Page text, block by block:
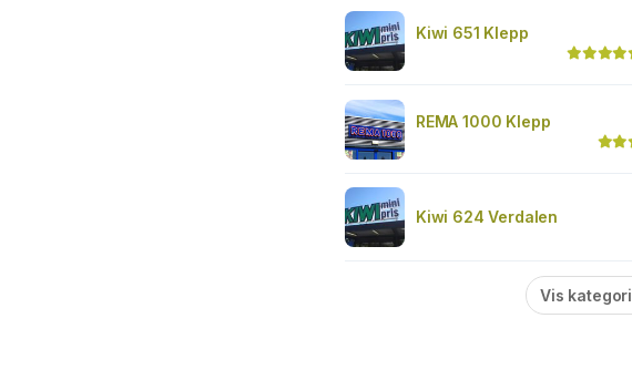
Kiwi 651 Klepp
REMA 1000 Klepp
Kiwi 624 Verdalen
Vis kategori